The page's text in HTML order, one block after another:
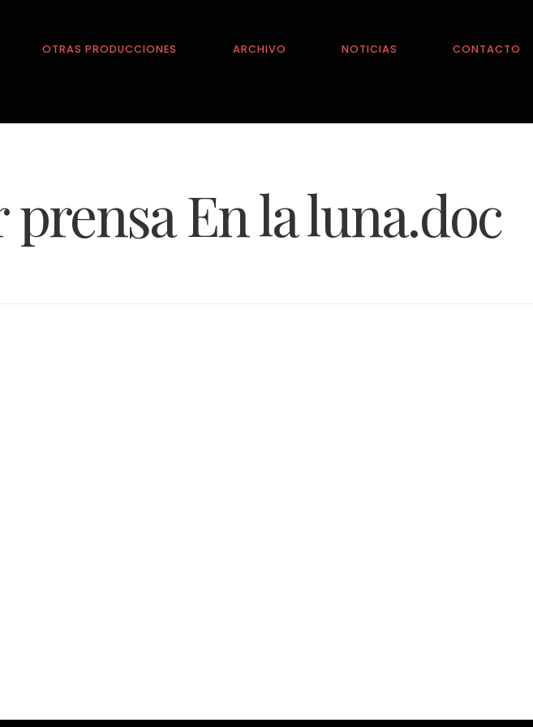
OTRAS PRODUCCIONES ARCHIVO NOTICIAS CONTACTO
En la luna.doc